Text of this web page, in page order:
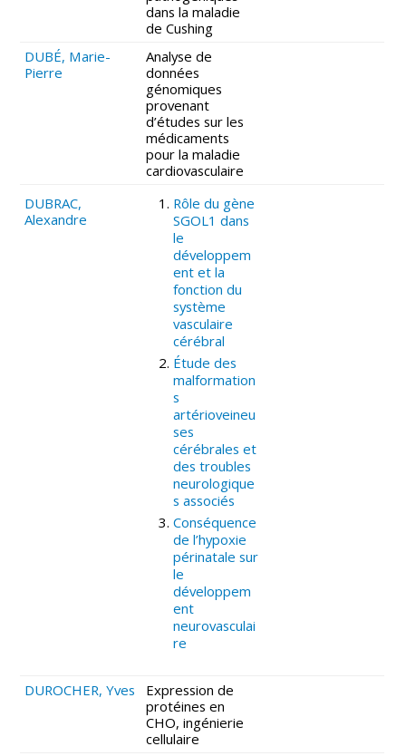
dans la maladie
de Cushing
DUBÉ, Marie-
Pierre
Analyse de
données
génomiques
provenant
d’études sur les
médicaments
pour la maladie
cardiovasculaire
DUBRAC,
Alexandre
Rôle du gène
SGOL1 dans
le
développem
ent et la
fonction du
système
vasculaire
cérébral
Étude des
malformation
s
artérioveineu
ses
cérébrales et
des troubles
neurologique
s associés
Conséquence
de l’hypoxie
périnatale sur
le
développem
ent
neurovasculai
re
DUROCHER, Yves
Expression de
protéines en
CHO, ingénierie
cellulaire